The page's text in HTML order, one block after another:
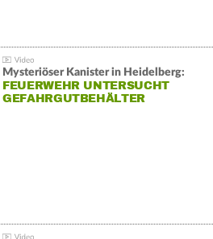
Mysteriöser Kanister in Heidelberg:
FEUERWEHR UNTERSUCHT
GEFAHRGUTBEHÄLTER